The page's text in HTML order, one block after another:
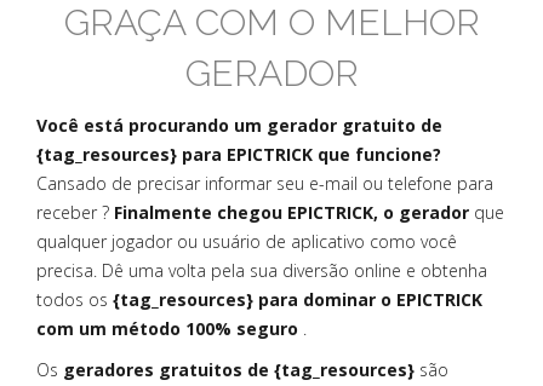
GRAÇA COM O MELHOR
GERADOR
Você está procurando um gerador gratuito de
{tag_resources} para EPICTRICK que funcione?
Cansado de precisar informar seu e-mail ou telefone para
receber ? Finalmente chegou EPICTRICK, o gerador que
qualquer jogador ou usuário de aplicativo como você
precisa. Dê uma volta pela sua diversão online e obtenha
todos os {tag_resources} para dominar o EPICTRICK
com um método 100% seguro .
Os geradores gratuitos de {tag_resources} são